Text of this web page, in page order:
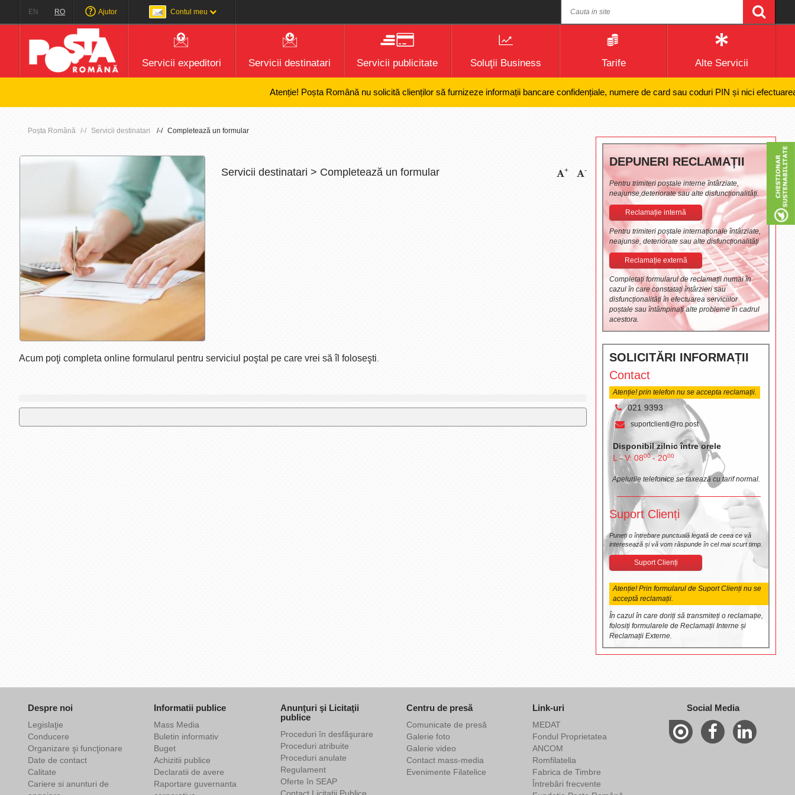
EN RO Ajutor Contul meu
Servicii expeditori Servicii destinatari Servicii publicitate Soluţii Business Tarife Alte Servicii
Atenție! Poșta Română nu solicită clienților să furnizeze informații bancare confidențiale, numere de card sau coduri PIN și nici efectuarea de
Poșta Română Servicii destinatari Completează un formular
Servicii destinatari > Completează un formular + -
Acum poţi completa online formularul pentru serviciul poştal pe care vrei să îl foloseşti
DEPUNERI RECLAMAȚII
Pentru trimiteri poștale interne întârziate,
neajunse,deteriorate sau alte disfuncționalități.
Reclamație internă
Pentru trimiteri poștale internaționale întârziate,
neajunse, deteriorate sau alte disfuncționalități
Reclamație externă
Completați formularul de reclamații numai în
cazul în care constatați întârzieri sau
disfuncționalități în efectuarea serviciilor
poștale sau întâmpinați alte probleme în cadrul
acestora.
SOLICITĂRI INFORMAȚII
Contact
Atenție! prin telefon nu se accepta reclamații.
021 9393
suportclienti@ro.post
Disponibil zilnic între orele
L - V: 0800- 2000
Apelurile telefonice se taxează cu tarif normal.
Suport Clienți
Puneți o întrebare punctuală legată de ceea ce vă
interesează și vă vom răspunde în cel mai scurt timp.
Suport Clienți
Atenție! Prin formularul de Suport Clienți nu se
acceptă reclamații.
În cazul în care doriți să transmiteți o reclamație,
folosiți formularele de Reclamații Interne și
Reclamații Externe.
Despre noi
Legislaţie
Conducere
Organizare şi funcţionare
Date de contact
Calitate
Cariere si anunturi de
Informatii publice
Mass Media
Buletin informativ
Buget
Achizitii publice
Declaratii de avere
Raportare guvernanta
Anunţuri şi Licitaţii
publice
Proceduri în desfăşurare
Proceduri atribuite
Proceduri anulate
Regulament
Oferte în SEAP
Centru de presă
Comunicate de presă
Galerie foto
Galerie video
Contact mass-media
Evenimente Filatelice
Link-uri
MEDAT
Fondul Proprietatea
ANCOM
Romfilatelia
Fabrica de Timbre
Întrebări frecvente
Social Media